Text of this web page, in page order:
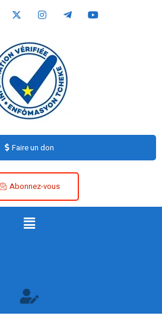
Faire un don
Abonnez-vous